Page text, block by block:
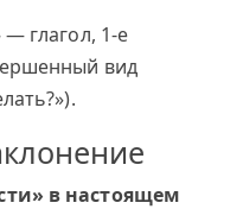
— глагол, 1-е
вид
в настоящем